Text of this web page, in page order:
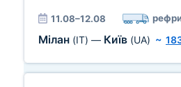
11.08–12.08
Мілан (IT) — Київ (UA) ~